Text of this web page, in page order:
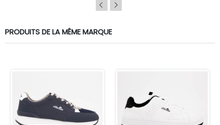
PRODUITS DE LA MÊME MARQUE